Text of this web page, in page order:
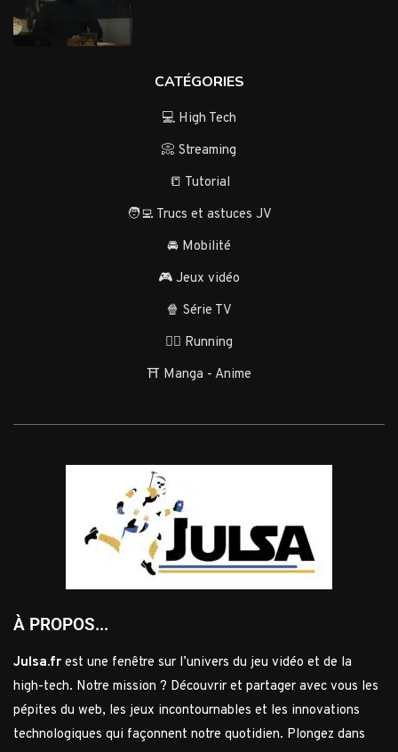
CATÉGORIES
💻 High Tech
📀 Streaming
📒 Tutorial
🧑‍💻 Trucs et astuces JV
🚘 Mobilité
🎮 Jeux vidéo
🍿 Série TV
🏃‍♂️ Running
⛩️ Manga - Anime
À PROPOS...
Julsa.fr est une fenêtre sur l’univers du jeu vidéo et de la
high-tech. Notre mission ? Découvrir et partager avec vous les
pépites du web, les jeux incontournables et les innovations
technologiques qui façonnent notre quotidien. Plongez dans